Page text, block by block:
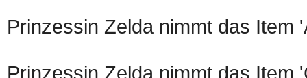
Prinzessin Zelda nimmt das Item
Prinzessin Zelda nimmt das Item